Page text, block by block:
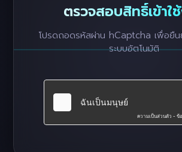
ตรวจสอบสิทธิ์เข้าใ
โปรดถอดรหัสผ่าน hCaptcha เพื่อยืน
ระบบอัตโนมัติ